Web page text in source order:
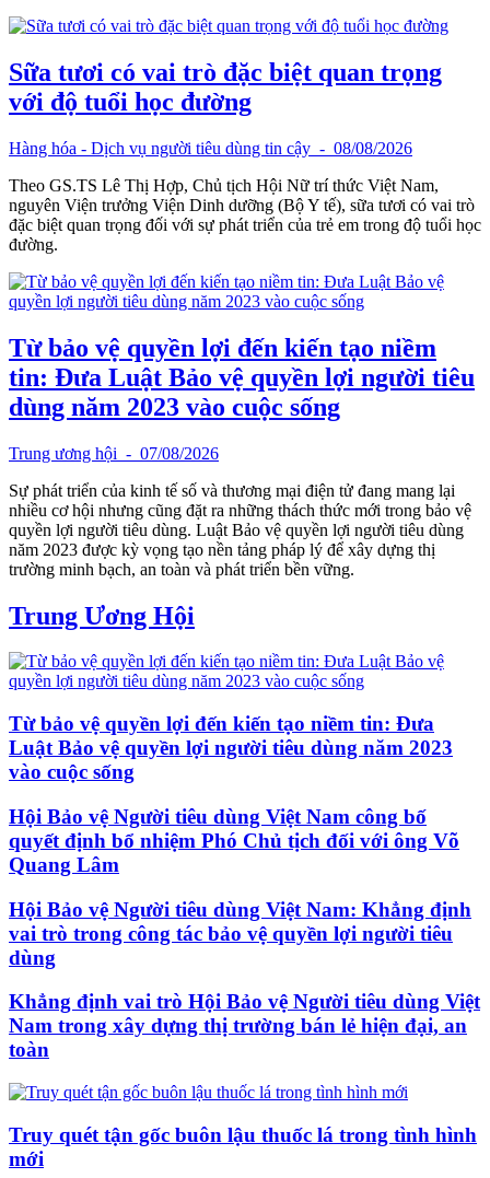
Sữa tươi có vai trò đặc biệt quan trọng
với độ tuổi học đường
Hàng hóa - Dịch vụ người tiêu dùng tin cậy - 08/08/2026
Theo GS.TS Lê Thị Hợp, Chủ tịch Hội Nữ trí thức Việt Nam,
nguyên Viện trưởng Viện Dinh dưỡng (Bộ Y tế), sữa tươi có vai trò
đặc biệt quan trọng đối với sự phát triển của trẻ em trong độ tuổi học
đường.
Từ bảo vệ quyền lợi đến kiến tạo niềm
tin: Đưa Luật Bảo vệ quyền lợi người tiêu
dùng năm 2023 vào cuộc sống
Trung ương hội - 07/08/2026
Sự phát triển của kinh tế số và thương mại điện tử đang mang lại
nhiều cơ hội nhưng cũng đặt ra những thách thức mới trong bảo vệ
quyền lợi người tiêu dùng. Luật Bảo vệ quyền lợi người tiêu dùng
năm 2023 được kỳ vọng tạo nền tảng pháp lý để xây dựng thị
trường minh bạch, an toàn và phát triển bền vững.
Trung Ương Hội
Từ bảo vệ quyền lợi đến kiến tạo niềm tin: Đưa
Luật Bảo vệ quyền lợi người tiêu dùng năm 2023
vào cuộc sống
Hội Bảo vệ Người tiêu dùng Việt Nam công bố
quyết định bổ nhiệm Phó Chủ tịch đối với ông Võ
Quang Lâm
Hội Bảo vệ Người tiêu dùng Việt Nam: Khẳng định
vai trò trong công tác bảo vệ quyền lợi người tiêu
dùng
Khẳng định vai trò Hội Bảo vệ Người tiêu dùng Việt
Nam trong xây dựng thị trường bán lẻ hiện đại, an
toàn
Truy quét tận gốc buôn lậu thuốc lá trong tình hình
mới